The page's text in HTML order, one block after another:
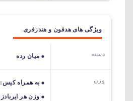
ویژگی های هدفون و هندزفری
دسته میان رده
وزن
به همراه کیس: 140 گرم
وزن هر ایربادز 4 گرم